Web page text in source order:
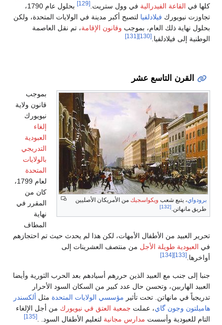
بحلول عام 1790،
مدينة في الولايات المتحدة، ولكن
الإقامة ، تم نقل العاصمة
الأصليين
بموجب
قانون ولاية
نيويورك
إلغاء
العبودية
التدريجي
بالولايات
المتحدة
لعام 1799،
كان من
المقرر في
لكن هذا لم يحدث حيث تم احتجازهم
العشرينات إلى
أسيادهم بعد الحرب الثورية وأيضا
من السكان السود الأحرار
الولايات المتحدةمثلألكسندر
في نيويوركمن أجل الإلغاء
لتعليم الأطفال السود. .